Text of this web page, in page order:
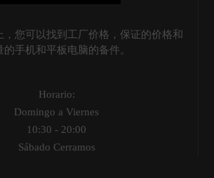
，您可以找到工厂价格，保证的价格和
的手机和平板电脑的备件。
Horario:
Domingo a Viernes
10:30 - 20:00
Sábado Cerramos